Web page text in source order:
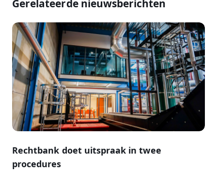
Gerelateerde nieuwsberichten
Rechtbank doet uitspraak in twee
procedures